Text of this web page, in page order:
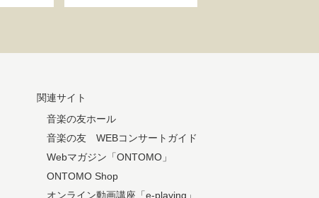
関連サイト
音楽の友ホール
音楽の友 WEBコンサートガイド
Webマガジン「ONTOMO」
ONTOMO Shop
オンライン動画講座「e-playing」